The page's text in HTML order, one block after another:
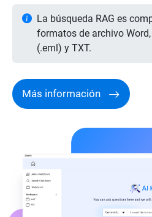
La búsqueda RAG es
formatos de archivo Word,
(.eml) y TXT.
Más información